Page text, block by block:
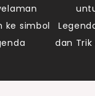
ke simbol
dan Trik